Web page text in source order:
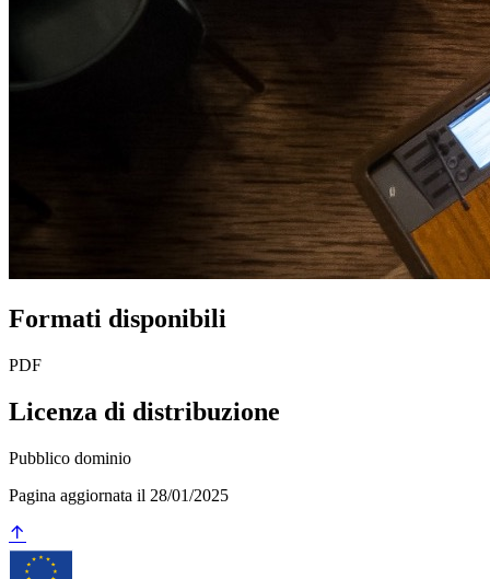
Formati disponibili
PDF
Licenza di distribuzione
Pubblico dominio
Pagina aggiornata il 28/01/2025